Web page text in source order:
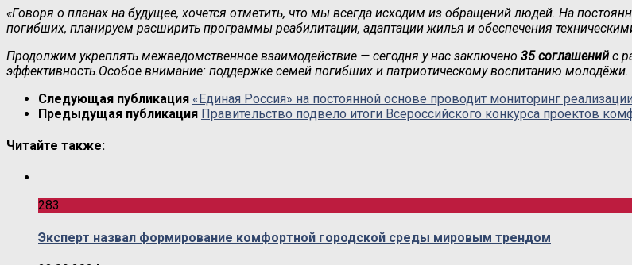
«Говоря о планах на будущее, хочется отметить, что мы всегда исходим из обращений людей. На
погибших, планируем расширить программы реабилитации, адаптации жилья и обеспечения
Продолжим укреплять межведомственное взаимодействие — сегодня у нас заключено 35 соглашений с
эффективность.Особое внимание: поддержке семей погибших и патриотическому воспитанию
Следующая публикация «Единая Россия» на постоянной основе проводит мониторинг
Предыдущая публикация Правительство подвело итоги Всероссийского конкурса проектов
Читайте также:
283
Эксперт назвал формирование комфортной городской среды мировым трендом